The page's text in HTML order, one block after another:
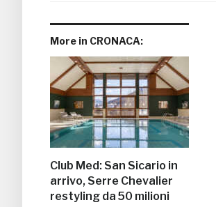
More in CRONACA:
Club Med: San Sicario in
arrivo, Serre Chevalier
restyling da 50 milioni